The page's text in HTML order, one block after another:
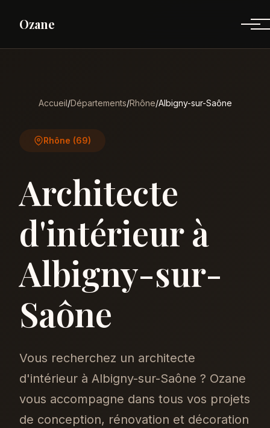
Ozane
Accueil/Départements/Rhône/Albigny-sur-Saône
Rhône (69)
Architecte
d'intérieur à
Albigny-sur-
Saône
Vous recherchez un architecte
d'intérieur à Albigny-sur-Saône ? Ozane
vous accompagne dans tous vos projets
de conception, rénovation et décoration